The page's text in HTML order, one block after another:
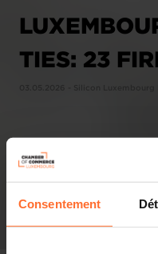
Consentement
TIES: 23